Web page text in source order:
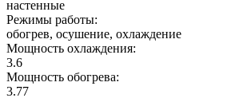
настенные
Режимы работы:
обогрев, осушение, охлаждение
Мощность охлаждения:
3.6
Мощность обогрева:
3.77